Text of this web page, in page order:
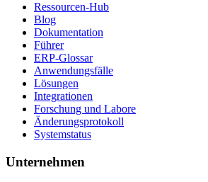
Ressourcen-Hub
Blog
Dokumentation
Führer
ERP-Glossar
Anwendungsfälle
Lösungen
Integrationen
Forschung und Labore
Änderungsprotokoll
Systemstatus
Unternehmen